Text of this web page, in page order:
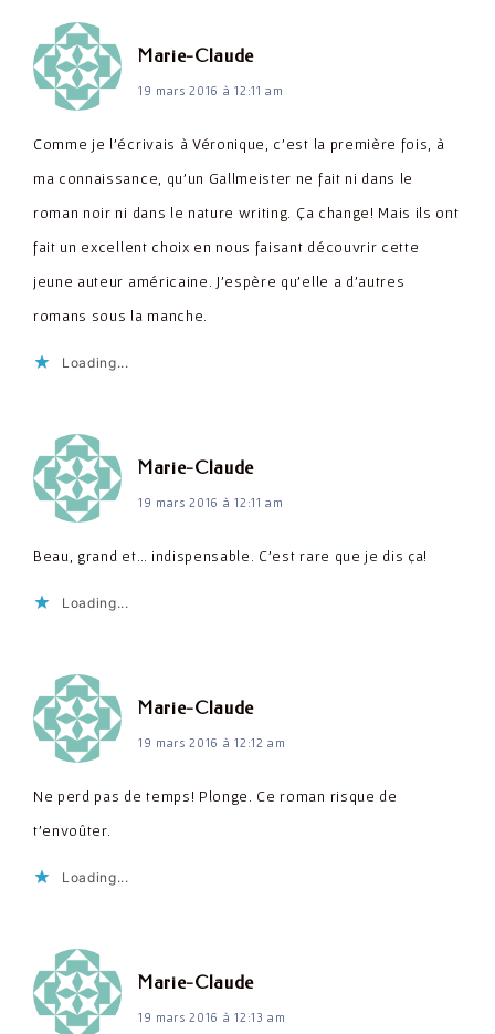
Marie-Claudedit :
19 mars 2016 à 12:11 am
Comme je l'écrivais à Véronique, c'est la première fois, à
ma connaissance, qu'un Gallmeister ne fait ni dans le
roman noir ni dans le nature writing. Ça change! Mais ils ont
fait un excellent choix en nous faisant découvrir cette
jeune auteur américaine. J'espère qu'elle a d'autres
romans sous la manche.
Loading...
Marie-Claudedit :
19 mars 2016 à 12:11 am
Beau, grand et… indispensable. C'est rare que je dis ça!
Loading...
Marie-Claudedit :
19 mars 2016 à 12:12 am
Ne perd pas de temps! Plonge. Ce roman risque de
t'envoûter.
Loading...
Marie-Claudedit :
19 mars 2016 à 12:13 am